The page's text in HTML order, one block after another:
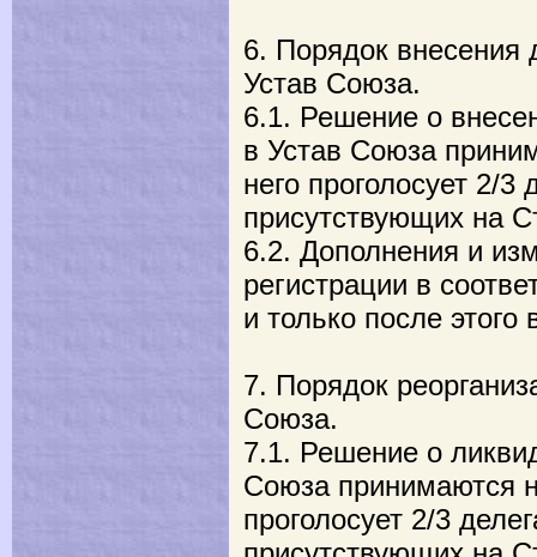
6. Порядок внесения
Устав Союза.
6.1. Решение о
в Устав Союза
него проголосует 2/3
присутствующих на
6.2. Дополнения и
регистрации в
и только после этого
7. Порядок
Союза.
7.1. Решение о
Союза принимаются
проголосует 2/3